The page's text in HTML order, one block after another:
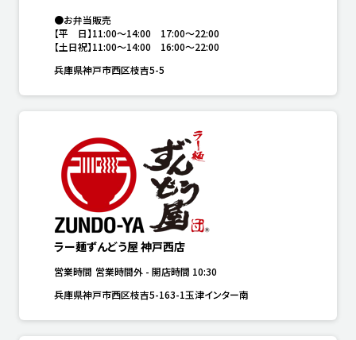
●お弁当販売
【平　日】11:00〜14:00　17:00〜22:00
【土日祝】11:00〜14:00　16:00〜22:00
兵庫県神戸市西区枝吉5-5
ラー麺ずんどう屋 神戸西店
営業時間 営業時間外 - 開店時間 10:30
兵庫県神戸市西区枝吉5-163-1玉津インター南